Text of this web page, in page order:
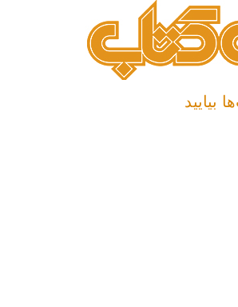
بیایید